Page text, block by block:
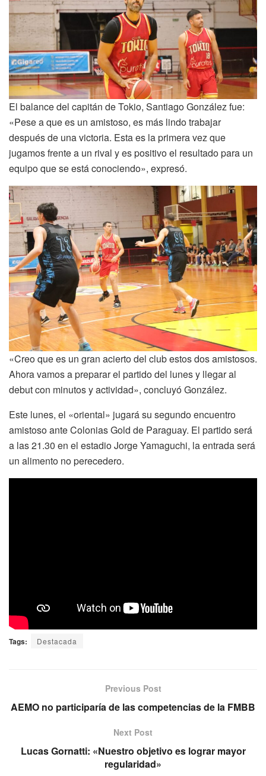
El balance del capitán de Tokio, Santiago González fue:
«Pese a que es un amistoso, es más lindo trabajar
después de una victoria. Esta es la primera vez que
jugamos frente a un rival y es positivo el resultado para un
equipo que se está conociendo», expresó.
«Creo que es un gran acierto del club estos dos amistosos.
Ahora vamos a preparar el partido del lunes y llegar al
debut con minutos y actividad», concluyó González.
Este lunes, el «oriental» jugará su segundo encuentro
amistoso ante Colonias Gold de Paraguay. El partido será
a las 21.30 en el estadio Jorge Yamaguchi, la entrada será
un alimento no perecedero.
Tags: Destacada
Previous Post
AEMO no participaría de las competencias de la FMBB
Next Post
Lucas Gornatti: «Nuestro objetivo es lograr mayor
regularidad»